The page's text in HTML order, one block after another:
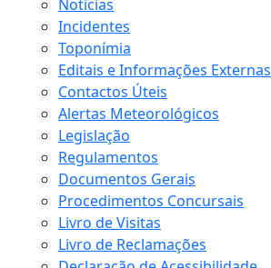
Notícias
Incidentes
Toponímia
Editais e Informações Externas
Contactos Úteis
Alertas Meteorológicos
Legislação
Regulamentos
Documentos Gerais
Procedimentos Concursais
Livro de Visitas
Livro de Reclamações